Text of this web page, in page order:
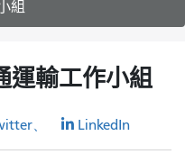
組
運輸工作小組
、 LinkedIn